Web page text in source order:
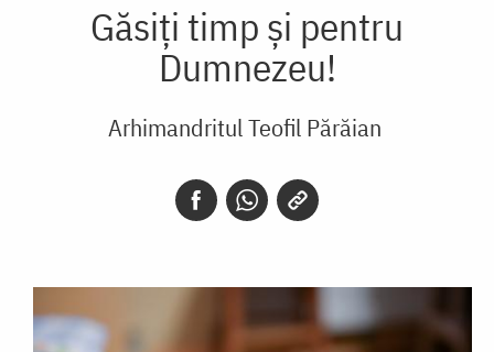
Găsiți timp și pentru
Dumnezeu!
Arhimandritul Teofil Părăian